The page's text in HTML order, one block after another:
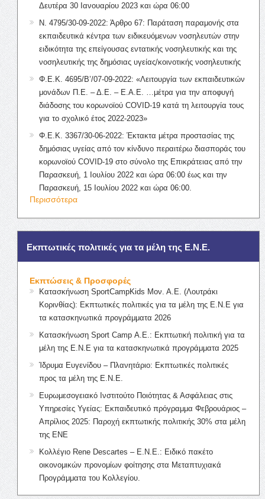
Δευτέρα 30 Ιανουαρίου 2023 και ώρα 06:00
Ν. 4795/30-09-2022: Άρθρο 67: Παράταση παραμονής στα
εκπαιδευτικά κέντρα των ειδικευόμενων νοσηλευτών στην
ειδικότητα της επείγουσας εντατικής νοσηλευτικής και της
νοσηλευτικής της δημόσιας υγείας/κοινοτικής νοσηλευτικής
Φ.Ε.Κ. 4695/Β’/07-09-2022: «Λειτουργία των εκπαιδευτικών
μονάδων Π.Ε. – Δ.Ε. – Ε.Α.Ε. …μέτρα για την αποφυγή
διάδοσης του κορωνοϊού COVID-19 κατά τη λειτουργία τους
για το σχολικό έτος 2022-2023»
Φ.Ε.Κ. 3367/30-06-2022: Έκτακτα μέτρα προστασίας της
δημόσιας υγείας από τον κίνδυνο περαιτέρω διασποράς του
κορωνοϊού COVID-19 στο σύνολο της Επικράτειας από την
Παρασκευή, 1 Ιουλίου 2022 και ώρα 06:00 έως και την
Παρασκευή, 15 Ιουλίου 2022 και ώρα 06:00.
Περισσότερα
Εκπτωτικές πολιτικές για τα μέλη της Ε.Ν.Ε.
Εκπτώσεις & Προσφορές
Κατασκήνωση SportCampKids Μον. Α.Ε. (Λουτράκι
Κορινθίας): Εκπτωτικές πολιτικές για τα μέλη της Ε.Ν.Ε για
τα κατασκηνωτικά προγράμματα 2026
Κατασκήνωση Sport Camp Α.Ε.: Εκπτωτική πολιτική για τα
μέλη της Ε.Ν.Ε για τα κατασκηνωτικά προγράμματα 2025
Ίδρυμα Ευγενίδου – Πλανητάριο: Εκπτωτικές πολιτικές
προς τα μέλη της Ε.Ν.Ε.
Ευρωμεσογειακό Ινστιτούτο Ποιότητας & Ασφάλειας στις
Υπηρεσίες Υγείας: Εκπαιδευτικό πρόγραμμα Φεβρουάριος –
Απρίλιος 2025: Παροχή εκπτωτικής πολιτικής 30% στα μέλη
της ΕΝΕ
Κολλέγιο Rene Descartes – Ε.Ν.Ε.: Ειδικό πακέτο
οικονομικών προνομίων φοίτησης στα Μεταπτυχιακά
Προγράμματα του Κολλεγίου.